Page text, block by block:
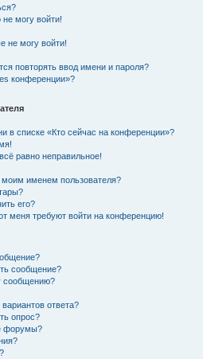
не могу войти!
не могу войти!
повторять ввод имени и пароля?
конференции»?
в списке «Кто сейчас на конференции»?
равно неправильное!
именем пользователя?
его?
меня требуют войти на конференцию!
сообщение?
сообщению?
ответа?
опрос?
форумы?